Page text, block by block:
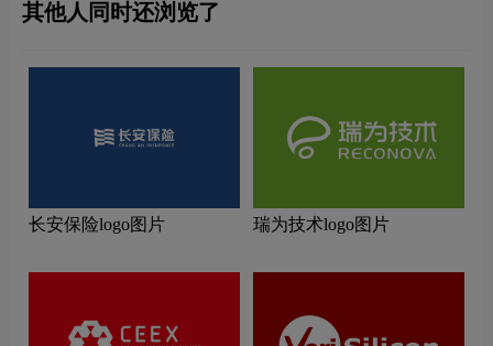
其他人同时还浏览了
长安保险logo图片 瑞为技术logo图片